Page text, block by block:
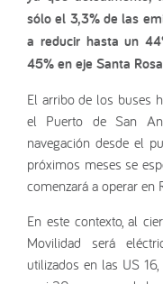
sólo el 3,3% de las
a reducir hasta un
45% en eje Santa
El arribo de los buses
el Puerto de San
navegación desde el
próximos meses se
comenzará a operar en
En este contexto, al
Movilidad será
utilizados en las US